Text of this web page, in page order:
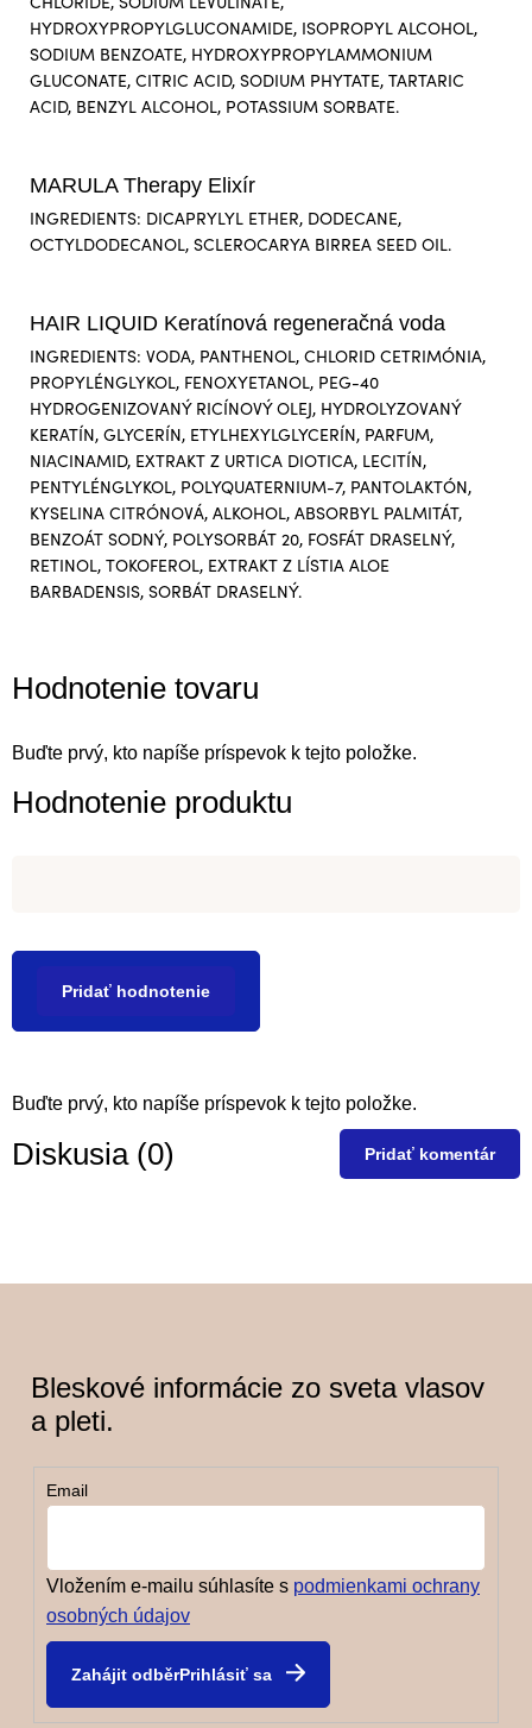
HYDROXYPROPYLGLUCONAMIDE, ISOPROPYL ALCOHOL,
SODIUM BENZOATE, HYDROXYPROPYLAMMONIUM
GLUCONATE, CITRIC ACID, SODIUM PHYTATE, TARTARIC
ACID, BENZYL ALCOHOL, POTASSIUM SORBATE.
MARULA Therapy Elixír
INGREDIENTS: DICAPRYLYL ETHER, DODECANE,
OCTYLDODECANOL, SCLEROCARYA BIRREA SEED OIL.
HAIR LIQUID Keratínová regeneračná voda
INGREDIENTS: VODA, PANTHENOL, CHLORID CETRIMÓNIA,
PROPYLÉNGLYKOL, FENOXYETANOL, PEG-40
HYDROGENIZOVANÝ RICÍNOVÝ OLEJ, HYDROLYZOVANÝ
KERATÍN, GLYCERÍN, ETYLHEXYLGLYCERÍN, PARFUM,
NIACINAMID, EXTRAKT Z URTICA DIOTICA, LECITÍN,
PENTYLÉNGLYKOL, POLYQUATERNIUM-7, PANTOLAKTÓN,
KYSELINA CITRÓNOVÁ, ALKOHOL, ABSORBYL PALMITÁT,
BENZOÁT SODNÝ, POLYSORBÁT 20, FOSFÁT DRASELNÝ,
RETINOL, TOKOFEROL, EXTRAKT Z LÍSTIA ALOE
BARBADENSIS, SORBÁT DRASELNÝ.
Hodnotenie tovaru
Buďte prvý, kto napíše príspevok k tejto položke.
Hodnotenie produktu
Pridať hodnotenie
Buďte prvý, kto napíše príspevok k tejto položke.
Diskusia (0) Pridať komentár
Bleskové informácie zo sveta vlasov
a pleti.
Email
Vložením e-mailu súhlasíte s podmienkami ochrany
osobných údajov
Prihlásiť sa